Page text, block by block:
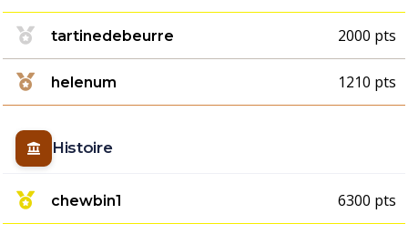
tartinedebeurre 2000 pts
helenum 1210 pts
Histoire
chewbin1 6300 pts